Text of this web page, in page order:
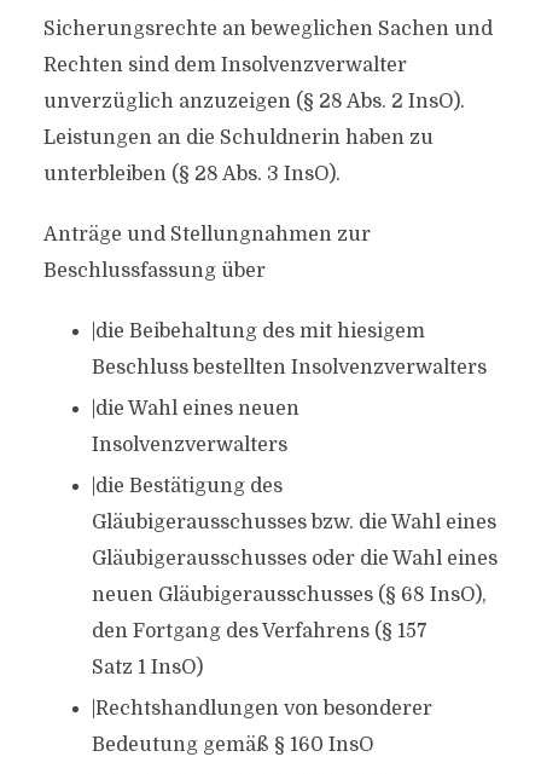
Sicherungsrechte an beweglichen Sachen und
Rechten sind dem Insolvenzverwalter
unverzüglich anzuzeigen (§ 28 Abs. 2 InsO).
Leistungen an die Schuldnerin haben zu
unterbleiben (§ 28 Abs. 3 InsO).
Anträge und Stellungnahmen zur
Beschlussfassung über
|die Beibehaltung des mit hiesigem
Beschluss bestellten Insolvenzverwalters
|die Wahl eines neuen
Insolvenzverwalters
|die Bestätigung des
Gläubigerausschusses bzw. die Wahl eines
Gläubigerausschusses oder die Wahl eines
neuen Gläubigerausschusses (§ 68 InsO),
den Fortgang des Verfahrens (§ 157
Satz 1 InsO)
|Rechtshandlungen von besonderer
Bedeutung gemäß § 160 InsO